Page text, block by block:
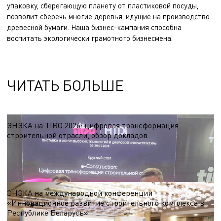
упаковку, сберегающую планету от пластиковой посуды,
позволит сберечь многие деревья, идущие на производство
древесной бумаги. Наша бизнес-кампания способна
воспитать экологически грамотного бизнесмена.
ЧИТАТЬ БОЛЬШЕ
ЭНЭКА на TIBO 2026: цифровая трансформация
строительной отрасли, обзор докладов
Организатором круглого стола выступила компания ЭНЭКА. В работе
круглого стола приняли участие представители ведущих компаний России и
Беларуси, которые представили свои решения и поделились практическим
опытом внедрения цифровых инструментов в строительной отрасли.
26.05.2026
ЭНЭКА на международной конференции
«Инновационное развитие строительного комплекса в
Республике Беларусь»